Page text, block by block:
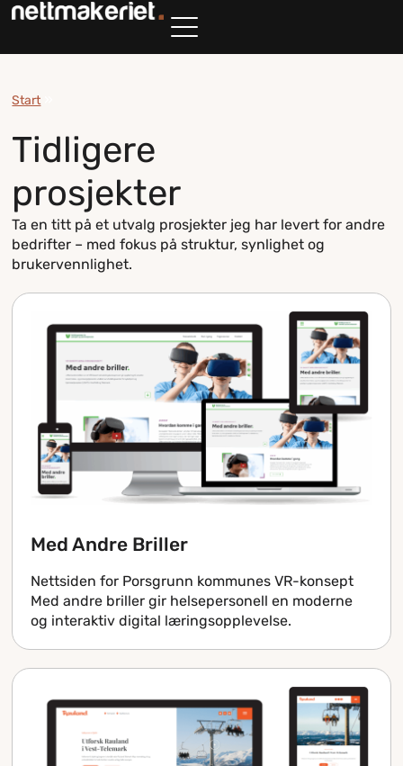
Start»
Tidligere
prosjekter
Ta en titt på et utvalg prosjekter jeg har levert for andre
bedrifter – med fokus på struktur, synlighet og
brukervennlighet.
Med Andre Briller
Nettsiden for Porsgrunn kommunes VR-konsept
Med andre briller gir helsepersonell en moderne
og interaktiv digital læringsopplevelse.